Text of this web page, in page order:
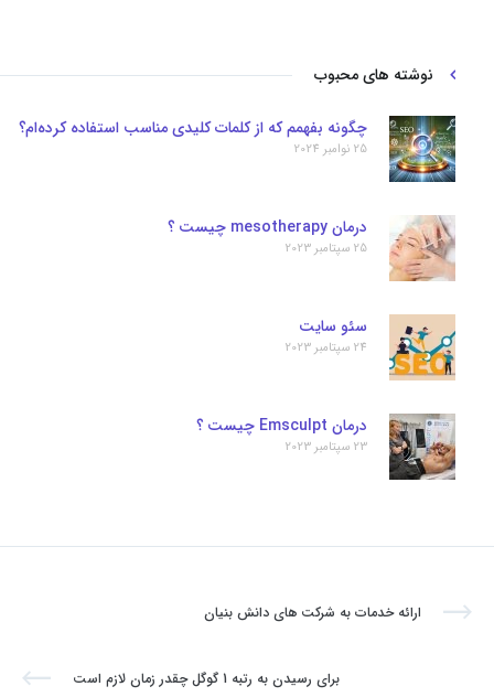
نوشته های محبوب
چگونه بفهمم که از کلمات کلیدی مناسب استفاده کرده‌ام؟
25 نوامبر 2024
درمان mesotherapy چیست ؟
25 سپتامبر 2023
سئو سایت
24 سپتامبر 2023
درمان Emsculpt چیست ؟
23 سپتامبر 2023
ارائه خدمات به شرکت های دانش بنیان
برای رسیدن به رتبه 1 گوگل چقدر زمان لازم است